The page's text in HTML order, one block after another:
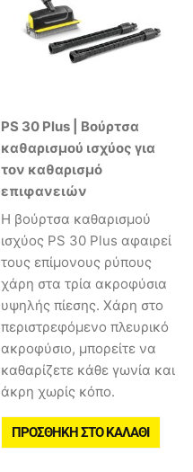
PS 30 Plus | Βούρτσα
καθαρισμού ισχύος για
τον καθαρισμό
επιφανειών
Η βούρτσα καθαρισμού
ισχύος PS 30 Plus αφαιρεί
τους επίμονους ρύπους
χάρη στα τρία ακροφύσια
υψηλής πίεσης. Χάρη στο
περιστρεφόμενο πλευρικό
ακροφύσιο, μπορείτε να
καθαρίζετε κάθε γωνία και
άκρη χωρίς κόπο.
ΠΡΟΣΘΉΚΗ ΣΤΟ ΚΑΛΆΘΙ